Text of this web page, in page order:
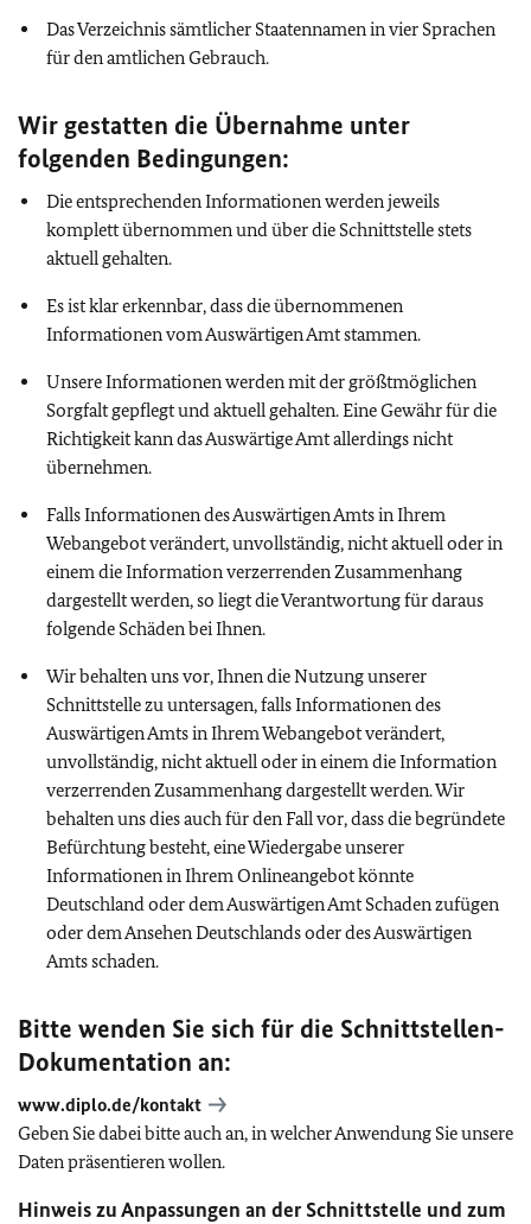
Das Verzeichnis sämtlicher Staatennamen in vier Sprachen
für den amtlichen Gebrauch.
Wir gestatten die Übernahme unter
folgenden Bedingungen:
Die entsprechenden Informationen werden jeweils
komplett übernommen und über die Schnittstelle stets
aktuell gehalten.
Es ist klar erkennbar, dass die übernommenen
Informationen vom Auswärtigen Amt stammen.
Unsere Informationen werden mit der größtmöglichen
Sorgfalt gepflegt und aktuell gehalten. Eine Gewähr für die
Richtigkeit kann das Auswärtige Amt allerdings nicht
übernehmen.
Falls Informationen des Auswärtigen Amts in Ihrem
Webangebot verändert, unvollständig, nicht aktuell oder in
einem die Information verzerrenden Zusammenhang
dargestellt werden, so liegt die Verantwortung für daraus
folgende Schäden bei Ihnen.
Wir behalten uns vor, Ihnen die Nutzung unserer
Schnittstelle zu untersagen, falls Informationen des
Auswärtigen Amts in Ihrem Webangebot verändert,
unvollständig, nicht aktuell oder in einem die Information
verzerrenden Zusammenhang dargestellt werden. Wir
behalten uns dies auch für den Fall vor, dass die begründete
Befürchtung besteht, eine Wiedergabe unserer
Informationen in Ihrem Onlineangebot könnte
Deutschland oder dem Auswärtigen Amt Schaden zufügen
oder dem Ansehen Deutschlands oder des Auswärtigen
Amts schaden.
Bitte wenden Sie sich für die Schnittstellen-
Dokumentation an:
www.diplo.de/kontakt
Geben Sie dabei bitte auch an, in welcher Anwendung Sie unsere
Daten präsentieren wollen.
Hinweis zu Anpassungen an der Schnittstelle und zum